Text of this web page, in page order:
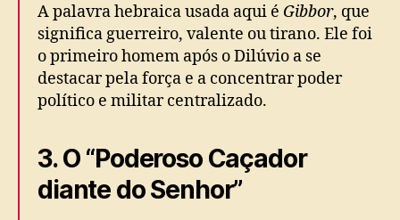
A palavra hebraica usada aqui é Gibbor, que
significa guerreiro, valente ou tirano. Ele foi
o primeiro homem após o Dilúvio a se
destacar pela força e a concentrar poder
político e militar centralizado.
3. O “Poderoso Caçador
diante do Senhor”